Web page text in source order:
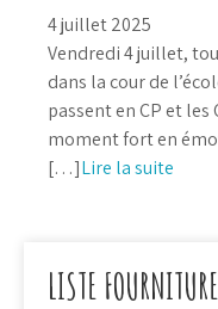
4 juillet 2025
Vendredi 4 juillet,
dans la cour de
passent en CP et les
moment fort en
[…]Lire la suite
LISTE